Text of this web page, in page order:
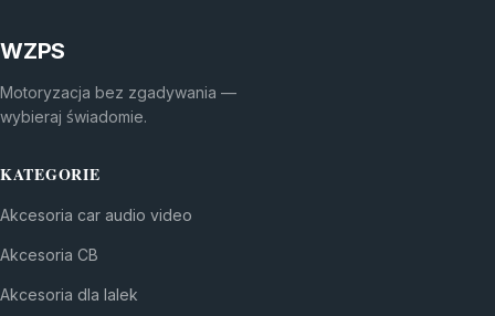
WZPS
Motoryzacja bez zgadywania —
wybieraj świadomie.
KATEGORIE
Akcesoria car audio video
Akcesoria CB
Akcesoria dla lalek